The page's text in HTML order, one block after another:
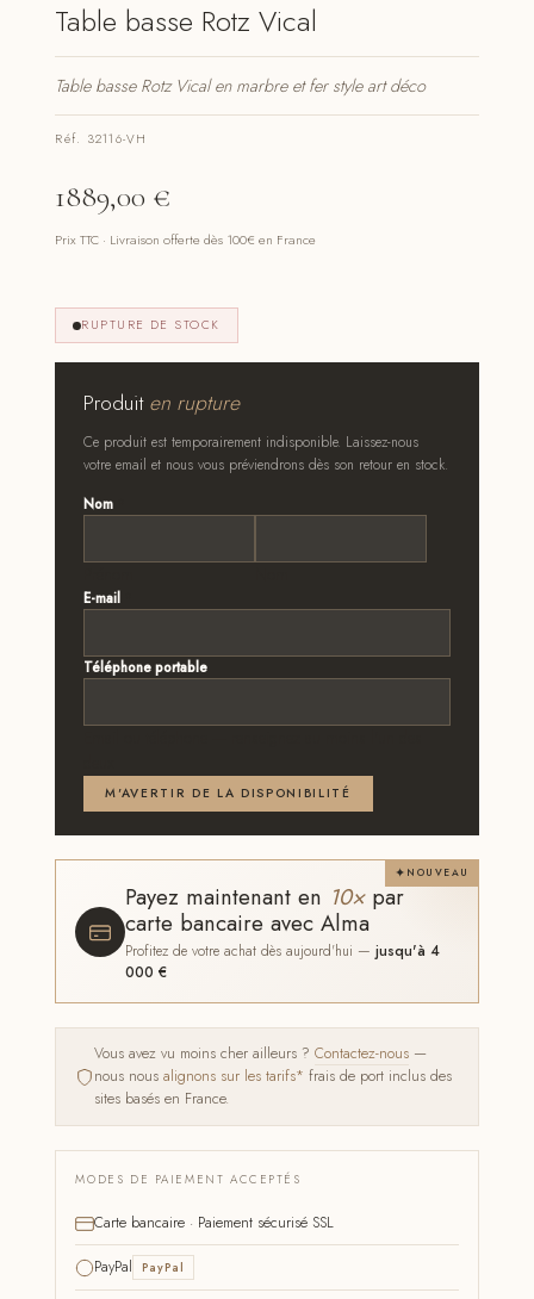
Table basse Rotz Vical
Table basse Rotz Vical en marbre et fer style art déco
Réf. 32116-VH
1889,00 €
Prix TTC · Livraison offerte dès 100€ en France
RUPTURE DE STOCK
Produiten rupture
Ce produit est temporairement indisponible. Laissez-nous
votre email et nous vous préviendrons dès son retour en stock.
Nom
E-mail
Téléphone portable
M'AVERTIR DE LA DISPONIBILITÉ
NOUVEAU
Payez maintenant en 10×par
carte bancaire avec Alma
Profitez de votre achat dès aujourd'hui —jusqu'à 4
000 €
Vous avez vu moins cher ailleurs ?Contactez-nous —
nous nousalignons sur les tarifs* frais de port inclus des
sites basés en France.
MODES DE PAIEMENT ACCEPTÉS
Carte bancaire · Paiement sécurisé SSL
PayPal PayPal